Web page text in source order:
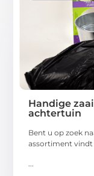
Handige
achtertuin
Bent u op zoek
assortiment